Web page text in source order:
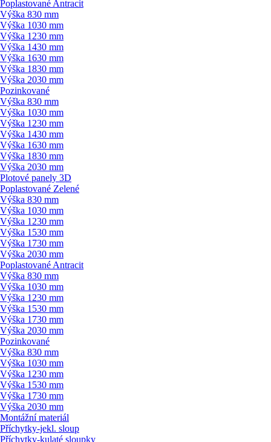
Poplastované Antracit
Výška 830 mm
Výška 1030 mm
Výška 1230 mm
Výška 1430 mm
Výška 1630 mm
Výška 1830 mm
Výška 2030 mm
Pozinkované
Výška 830 mm
Výška 1030 mm
Výška 1230 mm
Výška 1430 mm
Výška 1630 mm
Výška 1830 mm
Výška 2030 mm
Plotové panely 3D
Poplastované Zelené
Výška 830 mm
Výška 1030 mm
Výška 1230 mm
Výška 1530 mm
Výška 1730 mm
Výška 2030 mm
Poplastované Antracit
Výška 830 mm
Výška 1030 mm
Výška 1230 mm
Výška 1530 mm
Výška 1730 mm
Výška 2030 mm
Pozinkované
Výška 830 mm
Výška 1030 mm
Výška 1230 mm
Výška 1530 mm
Výška 1730 mm
Výška 2030 mm
Montážní materiál
Příchytky-jekl. sloup
Příchytky-kulaté sloupky